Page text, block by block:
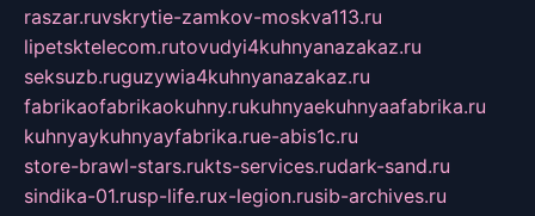
raszar.ruvskrytie-zamkov-moskva113.ru
lipetsktelecom.rutovudyi4kuhnyanazakaz.ru
seksuzb.ruguzywia4kuhnyanazakaz.ru
fabrikaofabrikaokuhny.rukuhnyaekuhnyaafabrika.ru
kuhnyaykuhnyayfabrika.rue-abis1c.ru
store-brawl-stars.rukts-services.rudark-sand.ru
sindika-01.rusp-life.rux-legion.rusib-archives.ru